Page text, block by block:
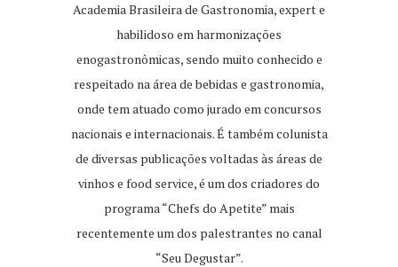
Academia Brasileira de Gastronomia, expert e
habilidoso em harmonizações
enogastronômicas, sendo muito conhecido e
respeitado na área de bebidas e gastronomia,
onde tem atuado como jurado em concursos
nacionais e internacionais. É também colunista
de diversas publicações voltadas às áreas de
vinhos e food service, é um dos criadores do
programa “Chefs do Apetite” mais
recentemente um dos palestrantes no canal
“Seu Degustar”.